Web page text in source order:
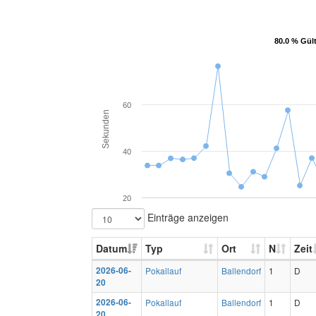
80.0 %
80.0 %
Sekunden
20
40
60
Einträge anzeigen
Datum Typ Ort N Zeit
2026-06-
20
Pokallauf Ballendorf 1 D
2026-06-
Pokallauf Ballendorf 1 D